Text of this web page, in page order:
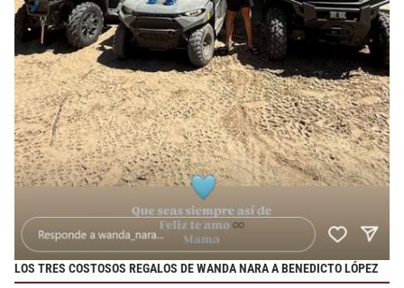
LOS TRES COSTOSOS REGALOS DE WANDA NARA A BENEDICTO LÓPEZ